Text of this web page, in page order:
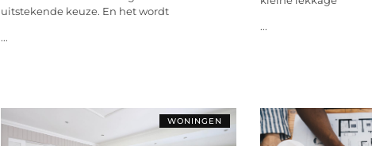
uitstekende keuze. En het wordt
...
...
WONINGEN